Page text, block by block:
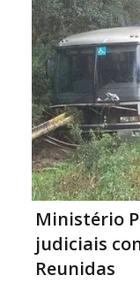
Ministério
judiciais
Reunidas